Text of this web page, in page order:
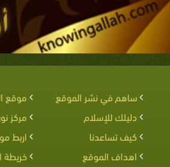
ساهم في نشر الموقع
موقع
دليلك للإسلام
مركز
كيف تساعدنا
اربط
اهداف الموقع
خريطة